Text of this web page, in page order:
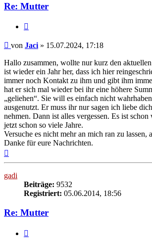
Re: Mutter
Beitrag
von Jaci » 15.07.2024, 17:18
Hallo zusammen, wollte nur kurz den
ist wieder ein Jahr her, dass ich hier
immer noch Kontakt zu ihm und gibt ihm
hat er sich mal wieder bei ihr eine höhere
„geliehen“. Sie will es einfach nicht
ausgenutzt. Er muss ihr nur sagen ich liebe
nehmen. Dann ist alles vergessen. Es ist
jetzt schon so viele Jahre.
Versuche es nicht mehr an mich ran zu lassen,
Danke für eure Nachrichten.
gadi
Beiträge: 9532
Registriert: 05.06.2014, 18:56
Re: Mutter